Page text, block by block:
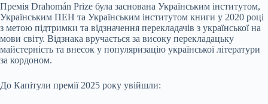
Премія Drahomán Prize була заснована Українським інститутом,
Українським ПЕН та Українським інститутом книги у 2020 році
з метою підтримки та відзначення перекладачів з української на
мови світу. Відзнака вручається за високу перекладацьку
майстерність та внесок у популяризацію української літератури
за кордоном.
До Капітули премії 2025 року увійшли: